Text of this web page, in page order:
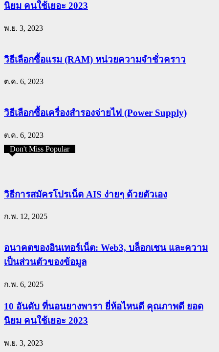
นิยม คนใช้เยอะ 2023
พ.ย. 3, 2023
วิธีเลือกซื้อแรม (RAM) หน่วยความจำชั่วคราว
ต.ค. 6, 2023
วิธีเลือกซื้อเครื่องสำรองจ่ายไฟ (Power Supply)
ต.ค. 6, 2023
Don't Miss Popular
วิธีการสมัครโปรเน็ต AIS ง่ายๆ ด้วยตัวเอง
ก.พ. 12, 2025
อนาคตของอินเทอร์เน็ต: Web3, บล็อกเชน และความ
เป็นส่วนตัวของข้อมูล
ก.พ. 6, 2025
10 อันดับ ที่นอนยางพารา ยี่ห้อไหนดี คุณภาพดี ยอด
นิยม คนใช้เยอะ 2023
พ.ย. 3, 2023